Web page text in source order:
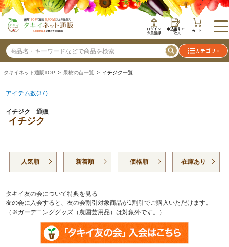
ログイン
会員登録
申込番号で
ご注文 カート
カテゴリ
タキイネット通販TOP > 果樹の苗一覧 > イチジク一覧
アイテム数(37)
イチジク 通販
イチジク
人気順 新着順 価格順 在庫あり
タキイ友の会について特典を見る
友の会に入会すると、友の会割引対象商品が1割引でご購入いただけます。
（※ガーデニンググッズ（農園芸用品）は対象外です。）